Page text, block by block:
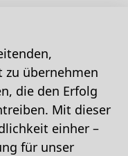
übernehmen
die den Erfolg
Mit dieser
einher –
für unser